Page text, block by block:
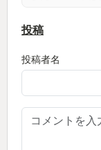
投稿
投稿者名